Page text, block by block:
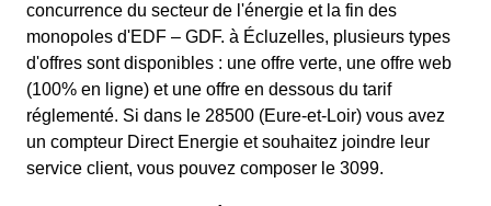
concurrence du secteur de l'énergie et la fin des
monopoles d'EDF – GDF. à Écluzelles, plusieurs types
d'offres sont disponibles : une offre verte, une offre web
(100% en ligne) et une offre en dessous du tarif
réglementé. Si dans le 28500 (Eure-et-Loir) vous avez
un compteur Direct Energie et souhaitez joindre leur
service client, vous pouvez composer le 3099.